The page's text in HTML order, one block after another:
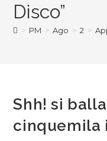
Disco”
> PM > Ago > 2 >
Shh! si
cinquemila